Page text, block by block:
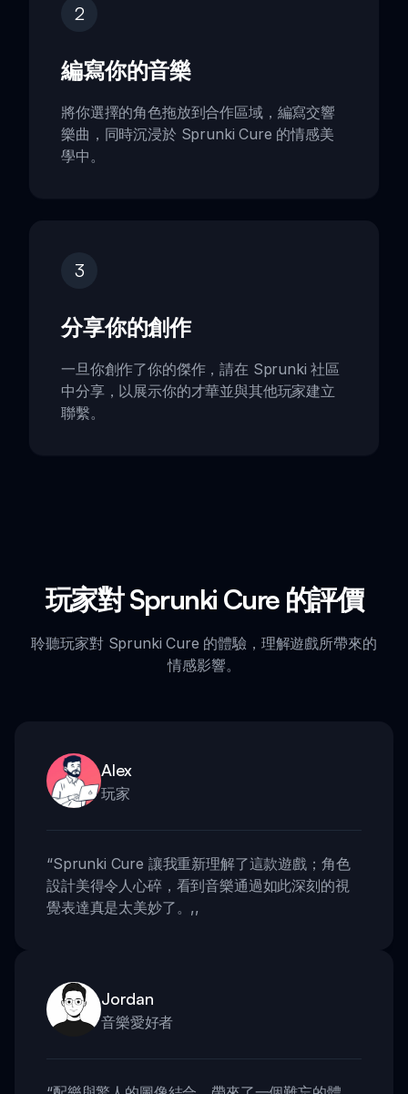
2
編寫你的音樂
將你選擇的角色拖放到合作區域，編寫交響
樂曲，同時沉浸於 Sprunki Cure 的情感美
學中。
3
分享你的創作
一旦你創作了你的傑作，請在 Sprunki 社區
中分享，以展示你的才華並與其他玩家建立
聯繫。
玩家對 Sprunki Cure 的評價
聆聽玩家對 Sprunki Cure 的體驗，理解遊戲所帶來的
情感影響。
Alex
玩家
“Sprunki Cure 讓我重新理解了這款遊戲；角色
設計美得令人心碎，看到音樂通過如此深刻的視
覺表達真是太美妙了。 ,,
Jordan
音樂愛好者